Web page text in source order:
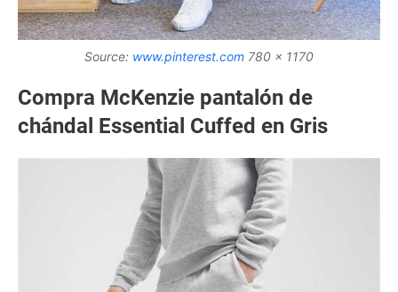
Source: www.pinterest.com 780 x 1170
Compra McKenzie pantalón de
chándal Essential Cuffed en Gris